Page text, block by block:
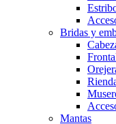
Bridas y
Mantas